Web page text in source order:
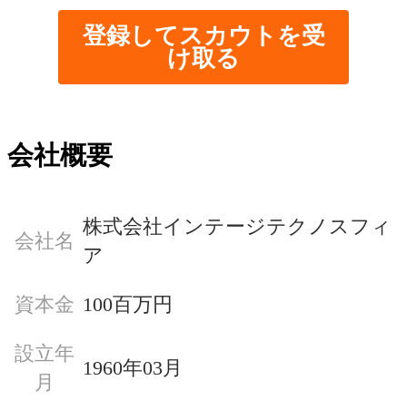
登録してスカウトを受
け取る
会社概要
会社名
株式会社インテージテクノスフィ
ア
資本金 100百万円
設立年
月
1960年03月